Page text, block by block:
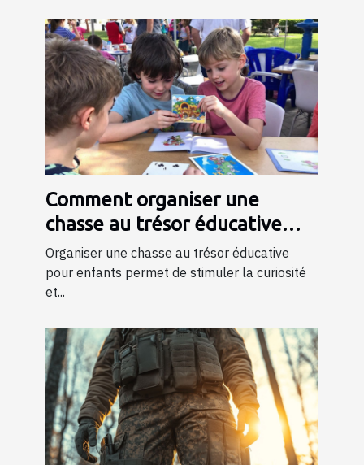
Comment organiser une
chasse au trésor éducative
pour enfants
Organiser une chasse au trésor éducative
pour enfants permet de stimuler la curiosité
et...